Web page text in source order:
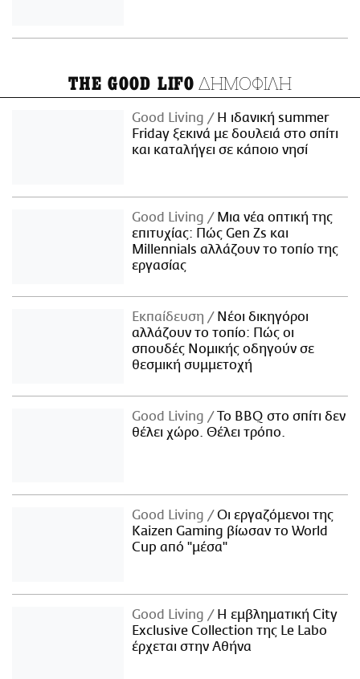
THE GOOD LIFO ΔΗΜΟΦΙΛΗ
Good Living
Η ιδανική summer
Friday ξεκινά με δουλειά στο σπίτι
και καταλήγει σε κάποιο νησί
Good Living
Μια νέα οπτική της
επιτυχίας: Πώς Gen Zs και
Millennials αλλάζουν το τοπίο της
εργασίας
Εκπαίδευση
Νέοι δικηγόροι
αλλάζουν το τοπίο: Πώς οι
σπουδές Νομικής οδηγούν σε
θεσμική συμμετοχή
Good Living
Το BBQ στο σπίτι δεν
θέλει χώρο. Θέλει τρόπο.
Good Living
Οι εργαζόμενοι της
Kaizen Gaming βίωσαν το World
Cup από "μέσα"
Good Living
Η εμβληματική City
Exclusive Collection της Le Labo
έρχεται στην Αθήνα